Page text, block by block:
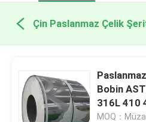
Çin Paslanmaz Çelik
Bobin
316L 410
MOQ：